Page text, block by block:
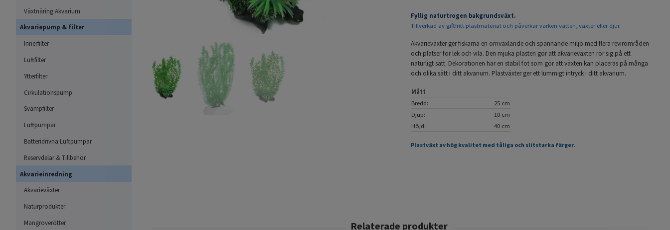
Växtnäring Akvarium
Akvariepump & filter
Innerfilter
Luftfilter
Ytterfilter
Cirkulationspump
Svampfilter
Luftpumpar
Batteridrivna Luftpumpar
Reservdelar & Tillbehör
Akvarieinredning
Akvarieväxter
Naturprodukter
Mangroverötter
Fyllig naturtrogen bakgrundsväxt.
Tillverkad av giftfritt plastmaterial och påverkar varken vatten, växter eller djur.
Akvarieväxter ger fiskarna en omväxlande och spännande miljö med flera revirområden
och platser för lek och vila. Den mjuka plasten gör att akvarieväxten rör sig på ett
naturligt sätt. Dekorationen har en stabil fot som gör att växten kan placeras på många
och olika sätt i ditt akvarium. Plastväxter ger ett lummigt intryck i ditt akvarium.
Mått
Bredd:
25 cm
Djup:
10 cm
Höjd:
40 cm
Plastväxt av hög kvalitet med tåliga och slitstarka färger.